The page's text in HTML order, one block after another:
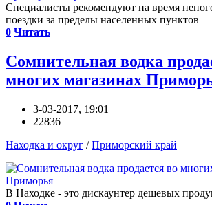
Специалисты рекомендуют на время
поездки за пределы населенных пунктов
0 Читать
Сомнительная водка
многих магазинах
3-03-2017, 19:01
22836
Находка и округ /Приморский край
В Находке - это дискаунтер дешевых